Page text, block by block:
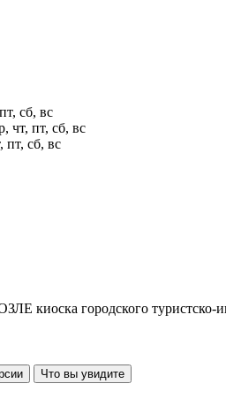
сб, вс
чт, пт, сб, вс
пт, сб, вс
киоска городского
Что вы увидите